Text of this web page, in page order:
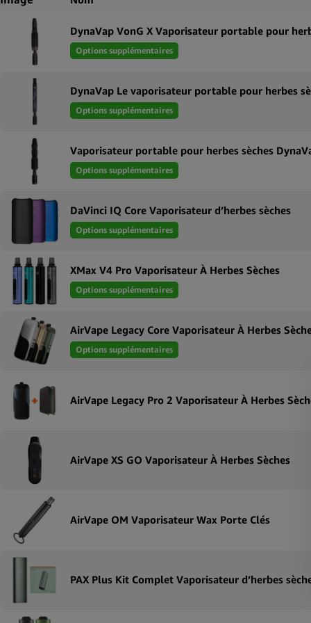
DynaVap VonG X Vaporisateur portable pour
Options supplémentaires
DynaVap Le vaporisateur portable pour herbes
Options supplémentaires
Vaporisateur portable pour herbes sèches
Options supplémentaires
DaVinci IQ Core Vaporisateur d’herbes sèches
Options supplémentaires
XMax V4 Pro Vaporisateur À Herbes Sèches
Options supplémentaires
Options supplémentaires
AirVape XS GO Vaporisateur À Herbes Sèches
AirVape OM Vaporisateur Wax Porte Clés
PAX Plus Kit Complet Vaporisateur d’herbes